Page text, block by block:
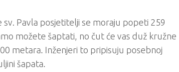
Pavla posjetitelji se moraju popeti 259
možete šaptati, no čut će vas duž kružne
metara. Inženjeri to pripisuju posebnoj
šapata.